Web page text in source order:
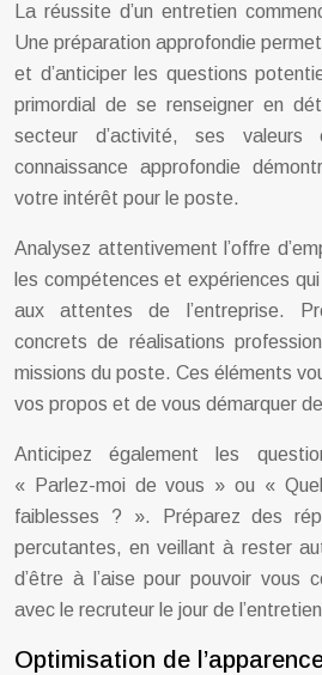
La réussite d’un entretien
Une préparation approfondie
et d’anticiper les questions
primordial de se renseigner en
secteur d’activité, ses
connaissance approfondie
votre intérêt pour le poste.
Analysez attentivement l’offre
les compétences et expériences
aux attentes de l’entreprise.
concrets de réalisations
missions du poste. Ces éléments
vos propos et de vous démarquer
Anticipez également les
« Parlez-moi de vous » ou «
faiblesses ? ». Préparez des
percutantes, en veillant à rester
d’être à l’aise pour pouvoir vous
avec le recruteur le jour de
Optimisation de